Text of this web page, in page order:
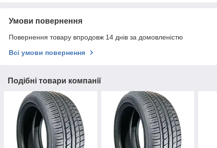
Умови повернення
Повернення товару впродовж 14 днів за домовленістю
Всі умови повернення
Подібні товари компанії